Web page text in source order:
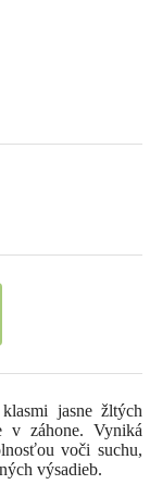
jasne žltých
v záhone. Vyniká
voči suchu,
výsadieb.